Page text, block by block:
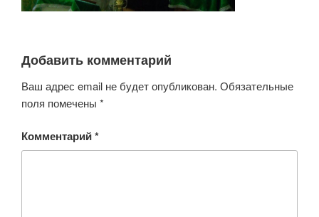
Добавить комментарий
Ваш адрес email не будет опубликован. Обязательные
поля помечены *
Комментарий*